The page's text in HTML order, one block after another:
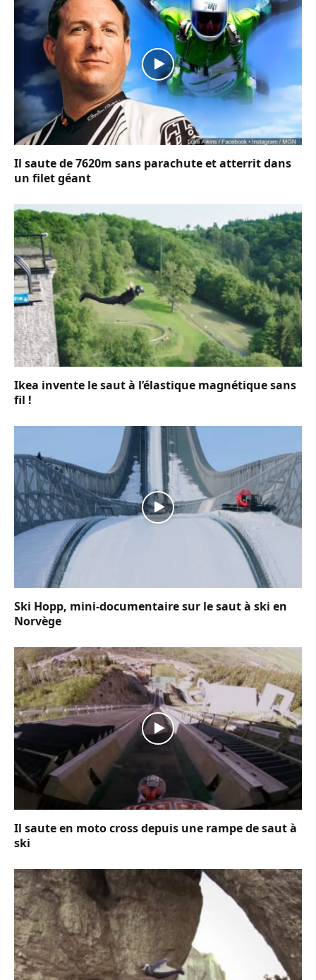
Il saute de 7620m sans parachute et atterrit dans
un filet géant
Ikea invente le saut à l’élastique magnétique sans
fil !
Ski Hopp, mini-documentaire sur le saut à ski en
Norvège
Il saute en moto cross depuis une rampe de saut à
ski